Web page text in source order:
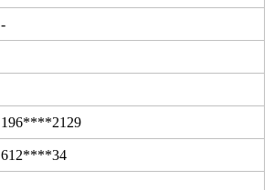
-
-
196****2129
196****2129
612****34